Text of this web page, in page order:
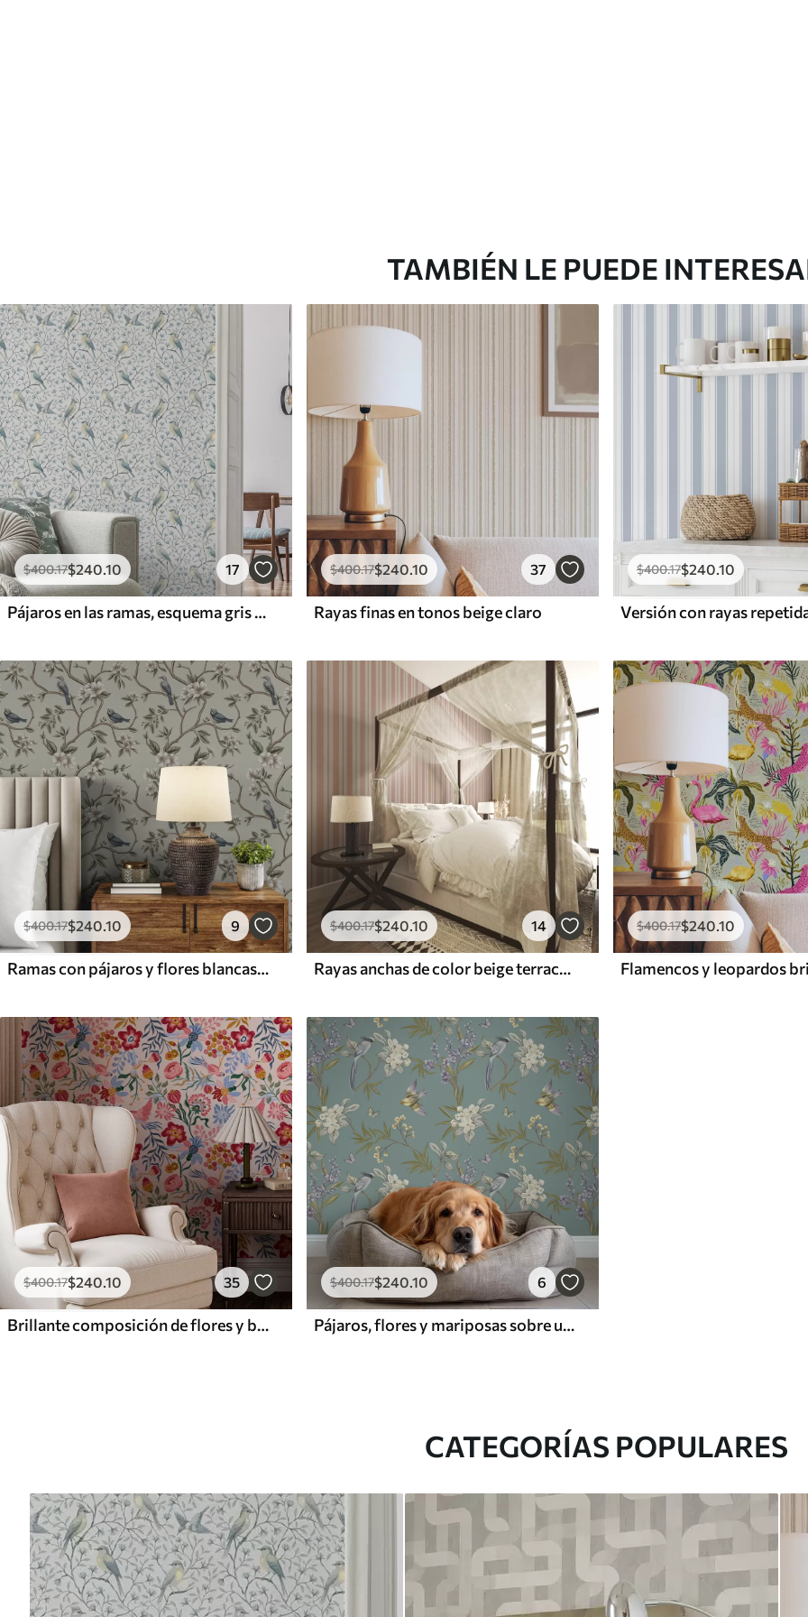
TAMBIÉN LE PUEDE
$400.17$240.10 17
Pájaros en las ramas, esquema gris azulado
$400.17$240.10 37
Rayas finas en tonos beige claro
$400.17$240.10
$400.17$240.10 9
Ramas con pájaros y flores blancas sobre un fondo delicado
$400.17$240.10 14
Rayas anchas de color beige terracota con un acento grisáceo
$400.17$240.10
$400.17$240.10 35
Brillante composición de flores y bayas con loros
$400.17$240.10 6
Pájaros, flores y mariposas sobre un fondo azul grisáceo
CATEGORÍAS POPULARES